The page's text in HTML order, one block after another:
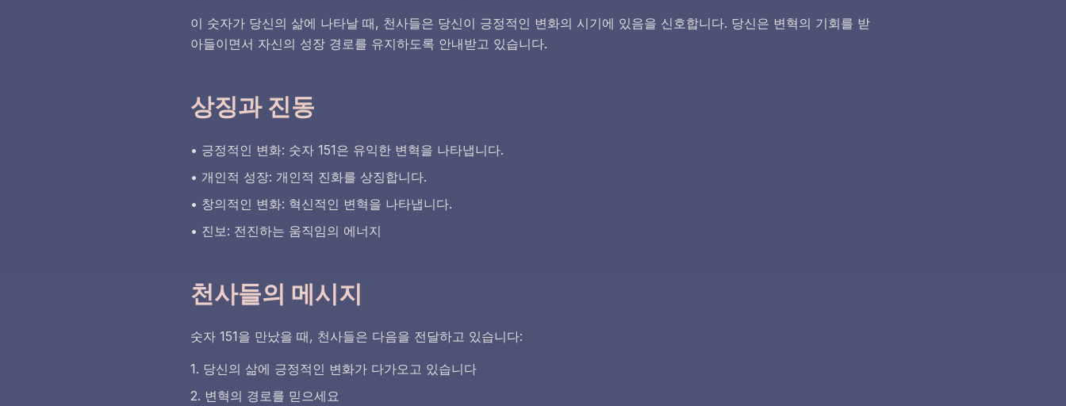
이 숫자가 당신의 삶에 나타날 때, 천사들은 당신이 긍정적인 변화의 시기에 있음을 신호합니다. 당신은 변혁의 기회를 받
아들이면서 자신의 성장 경로를 유지하도록 안내받고 있습니다.
상징과 진동
• 긍정적인 변화: 숫자 151은 유익한 변혁을 나타냅니다.
• 개인적 성장: 개인적 진화를 상징합니다.
• 창의적인 변화: 혁신적인 변혁을 나타냅니다.
• 진보: 전진하는 움직임의 에너지
천사들의 메시지
숫자 151을 만났을 때, 천사들은 다음을 전달하고 있습니다:
1. 당신의 삶에 긍정적인 변화가 다가오고 있습니다
2. 변혁의 경로를 믿으세요